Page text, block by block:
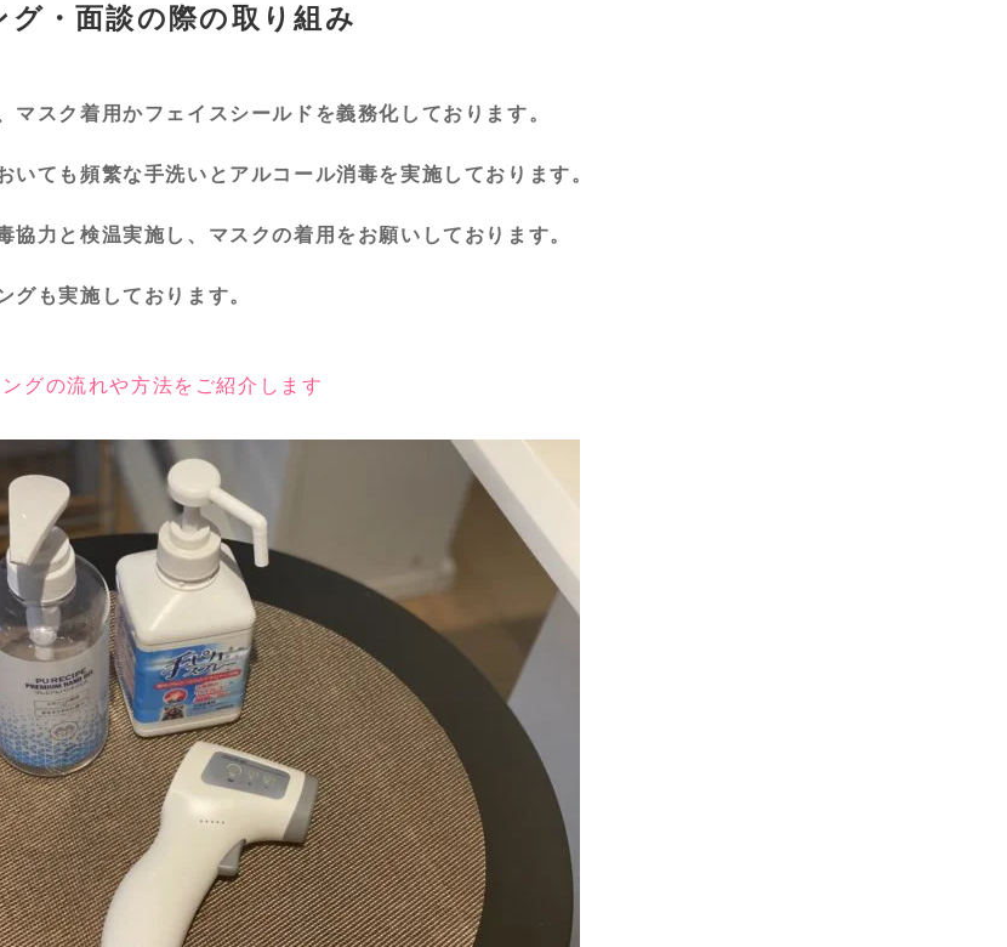
・面談の際の取り組み
マスク着用かフェイスシールドを義務化しております。
いても頻繁な手洗いとアルコール消毒を実施しております。
協力と検温実施し、マスクの着用をお願いしております。
グも実施しております。
グの流れや方法をご紹介します